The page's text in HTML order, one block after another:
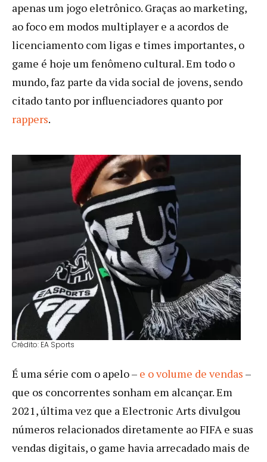
apenas um jogo eletrônico. Graças ao marketing,
ao foco em modos multiplayer e a acordos de
licenciamento com ligas e times importantes, o
game é hoje um fenômeno cultural. Em todo o
mundo, faz parte da vida social de jovens, sendo
citado tanto por influenciadores quanto por
rappers.
Crédito: EA Sports
É uma série com o apelo – e o volume de vendas –
que os concorrentes sonham em alcançar. Em
2021, última vez que a Electronic Arts divulgou
números relacionados diretamente ao FIFA e suas
vendas digitais, o game havia arrecadado mais de